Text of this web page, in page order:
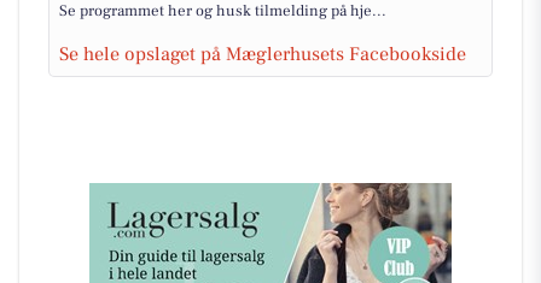
Se programmet her og husk tilmelding på hje...
Se hele opslaget på Mæglerhusets Facebookside